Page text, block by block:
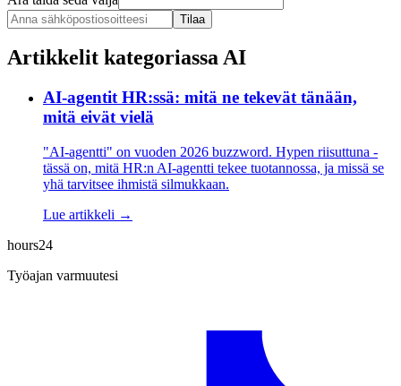
Tilaa
Artikkelit kategoriassaAI
AI-agentit HR:ssä: mitä ne tekevät tänään,
mitä eivät vielä
"AI-agentti" on vuoden 2026 buzzword. Hypen riisuttuna -
tässä on, mitä HR:n AI-agentti tekee tuotannossa, ja missä se
yhä tarvitsee ihmistä silmukkaan.
Lue artikkeli →
hours24
Työajan varmuutesi